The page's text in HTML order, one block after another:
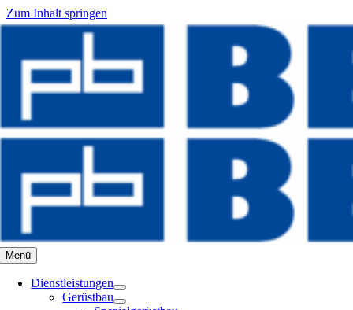
Zum Inhalt springen
Menü
Dienstleistungen
Gerüstbau